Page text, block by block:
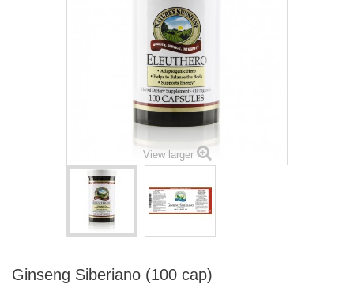
View larger
Ginseng Siberiano (100 cap)